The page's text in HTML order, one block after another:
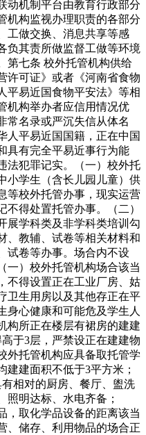
动机制平台由教育行政部分
机构监视办理职责的各部分
工做交换、消息共享等感
负其责所做监督工做等环境
第七条 校外托管机构供给
许可证》或者《河南省食物
平易近国食物平安法》等相
机构举办者应信用情况优
常名录或严沉失信从体名
人平易近国国籍，正在中国
具有完全平易近事行为能
法犯罪记实。（一）校外托
小学生（含长儿园儿童）供
等校外托管办事，现实运营
得处置托管办事。（二）
展学科类及非学科类培训勾
、教辅、试卷等相关材料和
试卷等办事。场合内不设
一）校外托管机构场合该当
不得设置正在工业厂房、姑
卫生用房以及其他存正在平
身心健康和可能危及学生人
构所正在楼层有裙房的建建
于3层，严禁设正在建建物
外托管机构应具备取托管学
建面积不低于3平方米；
相对的厨房、餐厅、盥洗
照明达标、水电齐备；
，取化学品设备的距离该当
、储存、利用物品的场合正